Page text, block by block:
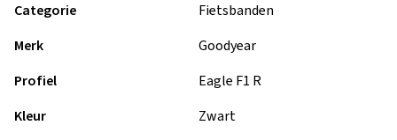
Categorie
Fietsbanden
Merk
Goodyear
Profiel
Eagle F1 R
Kleur
Zwart